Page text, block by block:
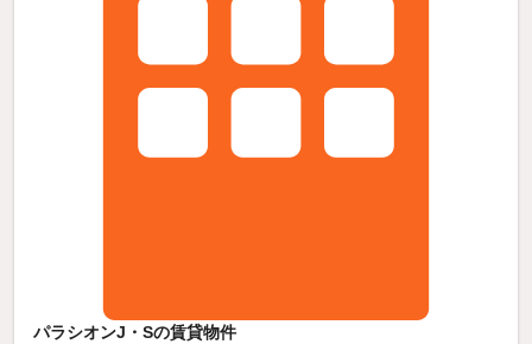
パラシオンJ・Sの賃貸物件